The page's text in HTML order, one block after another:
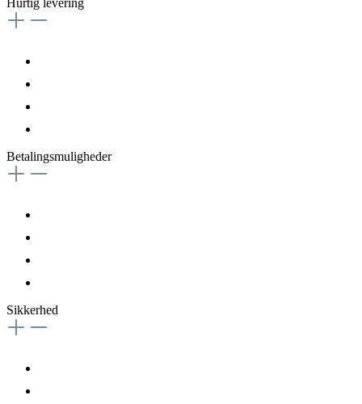
Hurtig levering
Betalingsmuligheder
Sikkerhed